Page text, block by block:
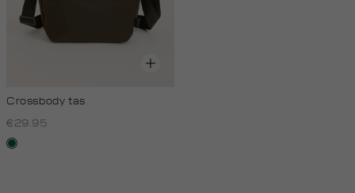
Crossbody tas
€29.95
donkergroen